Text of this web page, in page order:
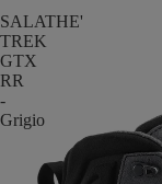
SALATHE'
TREK
GTX
RR
-
Grigio